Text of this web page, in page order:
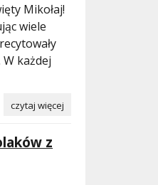
Mikołaj!
wiele
każdej
czytaj więcej
z